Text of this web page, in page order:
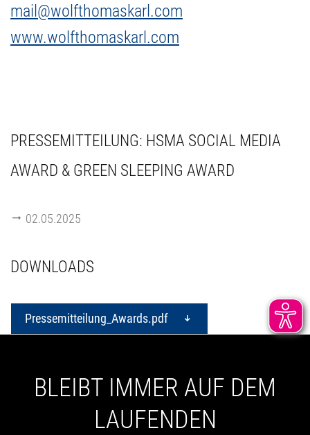
mail@wolfthomaskarl.com
www.wolfthomaskarl.com
PRESSEMITTEILUNG: HSMA SOCIAL MEDIA
AWARD & GREEN SLEEPING AWARD
02.05.2025
DOWNLOADS
Pressemitteilung_Awards.pdf
BLEIBT IMMER AUF DEM
LAUFENDEN